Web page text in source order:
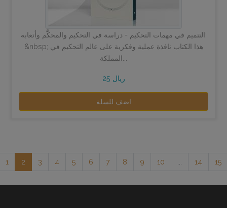
التتميم في مهمات التحكيم - دراسة في التحكيم والمحكَّم وأتعابه:
&nbsp; هذا الكتاب نافذة عملية وفكرية على عالم التحكيم في
25 ريال
اضف للسلة
1 2 3 4 5 6 7 8 9 10 14 15